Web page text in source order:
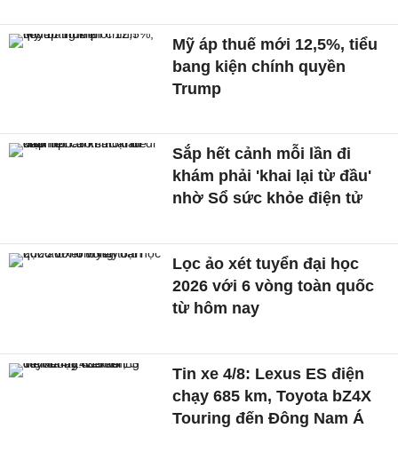
Mỹ áp thuế mới 12,5%, tiểu
bang kiện chính quyền
Trump
Sắp hết cảnh mỗi lần đi
khám phải 'khai lại từ đầu'
nhờ Sổ sức khỏe điện tử
Lọc ảo xét tuyển đại học
2026 với 6 vòng toàn quốc
từ hôm nay
Tin xe 4/8: Lexus ES điện
chạy 685 km, Toyota bZ4X
Touring đến Đông Nam Á